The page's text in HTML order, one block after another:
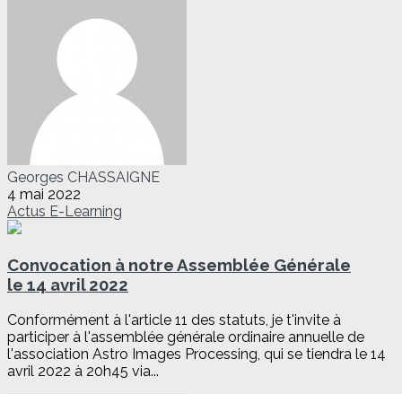
Georges CHASSAIGNE
4 mai 2022
Actus E-Learning
Convocation à notre Assemblée Générale
le 14 avril 2022
Conformément à l'article 11 des statuts, je t'invite à
participer à l'assemblée générale ordinaire annuelle de
l'association Astro Images Processing, qui se tiendra le 14
avril 2022 à 20h45 via...